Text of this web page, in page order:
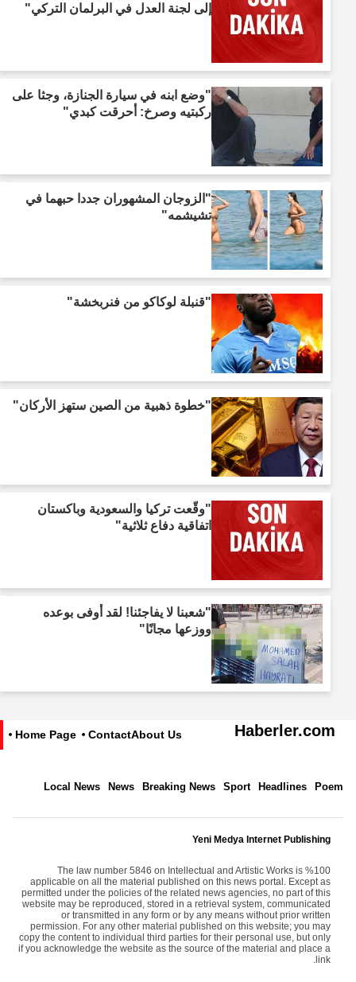
إلى لجنة العدل في البرلمان التركي"
"وضع ابنه في سيارة الجنازة، وجثا على
ركبتيه وصرخ: أحرقت كبدي"
"الزوجان المشهوران جددا حبهما في
تشيشمه"
"قنبلة لوكاكو من فنربخشة"
"خطوة ذهبية من الصين ستهز الأركان"
"وقّعت تركيا والسعودية وباكستان
اتفاقية دفاع ثلاثية"
"شعبنا لا يفاجئنا! لقد أوفى بوعده
ووزعها مجانًا"
Haberler.com
About Us
Contact
Home Page
Poem
Headlines
Sport
Breaking News
News
Local News
Yeni Medya Internet Publishing
The law number 5846 on Intellectual and Artistic Works is %100
applicable on all the material published on this news portal. Except as
permitted under the policies of the related news agencies, no part of this
website may be reproduced, stored in a retrieval system, communicated
or transmitted in any form or by any means without prior written
permission. For any other material published on this website; you may
copy the content to individual third parties for their personal use, but only
if you acknowledge the website as the source of the material and place a
link.